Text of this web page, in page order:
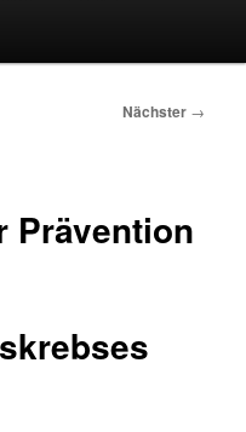
Nächster →
Prävention